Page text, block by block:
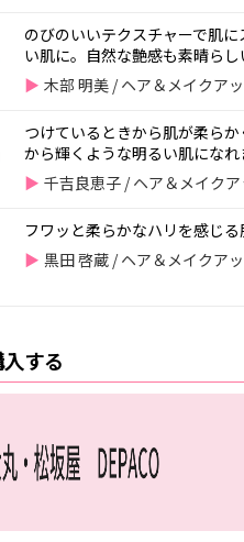
のびのいいテクスチャーで肌
い肌に。自然な艶感も素晴らし
木部 明美 / ヘア＆メイクア
つけているときから肌が柔ら
から輝くような明るい肌になれ
千吉良恵子 / ヘア＆メイク
フワッと柔らかなハリを感じる
黒田 啓蔵 / ヘア＆メイクア
する